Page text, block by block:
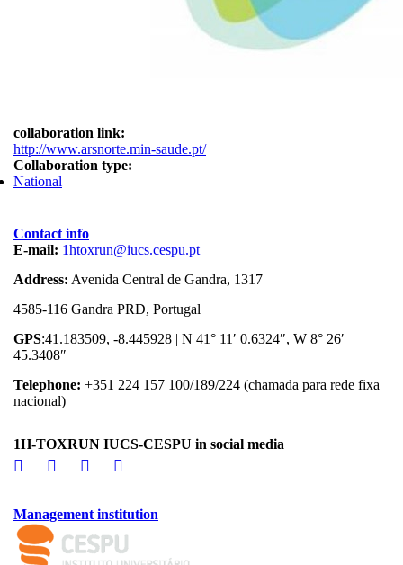
collaboration link:
http://www.arsnorte.min-saude.pt/
Collaboration type:
National
Contact info
E-mail: 1htoxrun@iucs.cespu.pt
Address: Avenida Central de Gandra, 1317
4585-116 Gandra PRD, Portugal
GPS:41.183509, -8.445928 | N 41° 11′ 0.6324″, W 8° 26′
45.3408″
Telephone: +351 224 157 100/189/224 (chamada para rede fixa
nacional)
1H-TOXRUN IUCS-CESPU in social media
Management institution
logo_iucs_cor.png